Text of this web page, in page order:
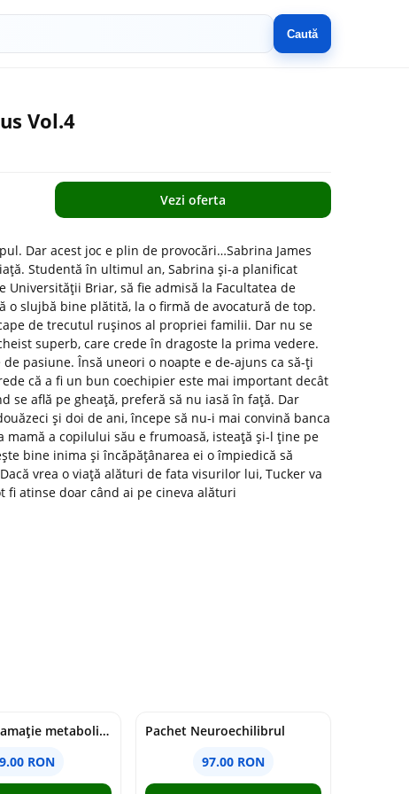
Caută
Vol.4
Vezi oferta
Dar acest joc e plin de provocări…Sabrina James
Studentă în ultimul an, Sabrina și-a planificat
Briar, să fie admisă la Facultatea de
o slujbă bine plătită, la o firmă de avocatură de top.
de trecutul rușinos al propriei familii. Dar nu se
superb, care crede în dragoste la prima vedere.
pasiune. Însă uneori o noapte e de-ajuns ca să-ți
că a fi un bun coechipier este mai important decât
se află pe gheață, preferă să nu iasă în față. Dar
și doi de ani, începe să nu-i mai convină banca
mamă a copilului său e frumoasă, isteață și-l ține pe
bine inima și încăpățânarea ei o împiedică să
vrea o viață alături de fata visurilor lui, Tucker va
atinse doar când ai pe cineva alături
Pachet Inflamație metabolism și creier
RON
Pachet Neuroechilibrul
97.00 RON